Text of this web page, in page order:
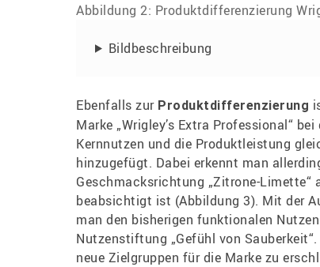
Abbildung 2: Produktdifferenzierung
Bildbeschreibung
Ebenfalls zur Produktdifferenzierung
Marke „Wrigley’s Extra Professional“
Kernnutzen und die Produktleistung
hinzugefügt. Dabei erkennt man
Geschmacksrichtung „Zitrone-
beabsichtigt ist (Abbildung 3). Mit der
man den bisherigen funktionalen
Nutzenstiftung „Gefühl von
neue Zielgruppen für die Marke zu